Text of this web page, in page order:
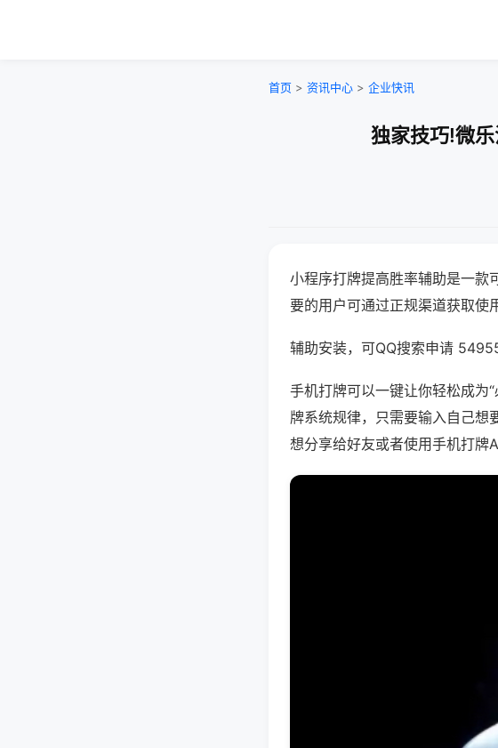
首页 > 资讯中心 > 企业快讯
独家技巧!微
小程序打牌提高胜率辅助是一款
要的用户可通过正规渠道获取使
辅助安装，可QQ搜索申请
手机打牌可以一键让你轻松成为
牌系统规律，只需要输入自己想
想分享给好友或者使用手机打牌